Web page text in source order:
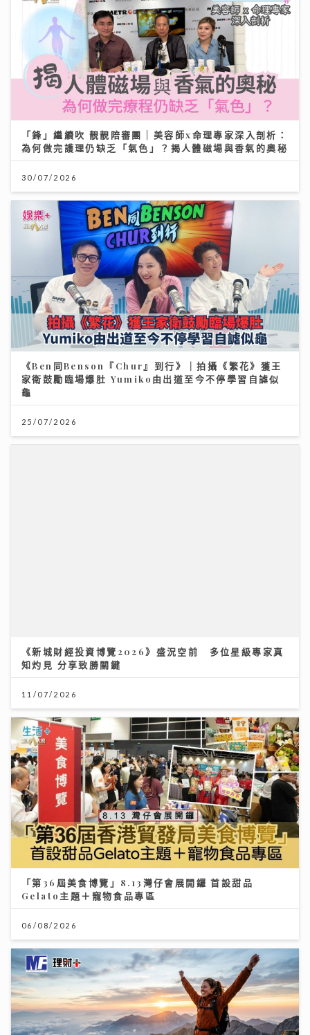
「鋒」繼續吹 靚靚陪審團 | 美容師x命理專家深入剖析：
為何做完護理仍缺乏「氣色」？揭人體磁場與香氣的奧秘
30/07/2026
《Ben同Benson『Chur』到行》｜拍攝《繁花》獲王
家衛鼓勵臨場爆肚 Yumiko由出道至今不停學習自謔似
龜
25/07/2026
《新城財經投資博覽2026》盛況空前 多位星級專家真
知灼見 分享致勝關鍵
11/07/2026
「第36屆美食博覽」8.13灣仔會展開鑼 首設甜品
Gelato主題＋寵物食品專區
06/08/2026